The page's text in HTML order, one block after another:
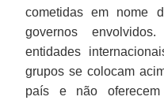
cometidas em nome
governos
entidades
grupos se colocam
país e não